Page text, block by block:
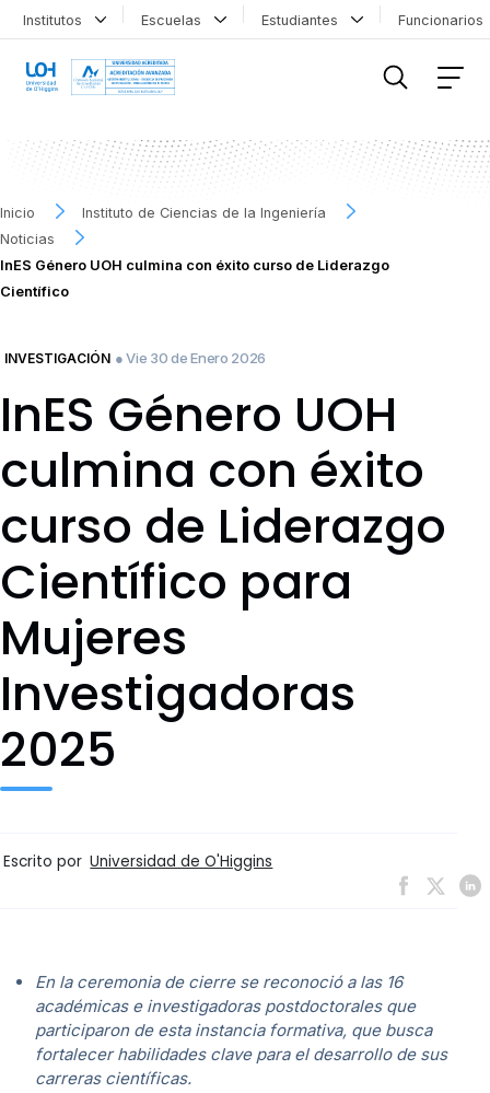
Institutos Escuelas Estudiantes
Inicio
Instituto de Ciencias de la Ingeniería
Noticias
InES Género UOH culmina con éxito curso de Liderazgo
Científico
INVESTIGACIÓN ● Vie 30 de Enero 2026
InES Género UOH
culmina con éxito
curso de Liderazgo
Científico para
Mujeres
Investigadoras
2025
Escrito por Universidad de O'Higgins
En la ceremonia de cierre se reconoció a las 16
académicas e investigadoras postdoctorales que
participaron de esta instancia formativa, que busca
fortalecer habilidades clave para el desarrollo de sus
carreras científicas.